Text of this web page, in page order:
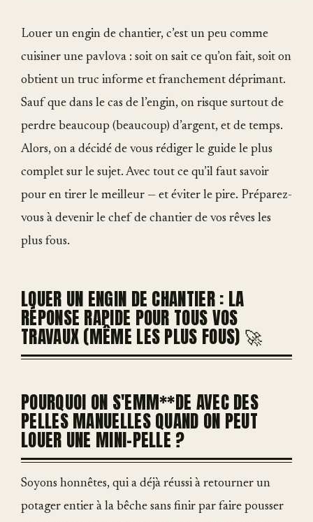
Louer un engin de chantier, c’est un peu comme
cuisiner une pavlova : soit on sait ce qu’on fait, soit on
obtient un truc informe et franchement déprimant.
Sauf que dans le cas de l’engin, on risque surtout de
perdre beaucoup (beaucoup) d’argent, et de temps.
Alors, on a décidé de vous rédiger le guide le plus
complet sur le sujet. Avec tout ce qu’il faut savoir
pour en tirer le meilleur — et éviter le pire. Préparez-
vous à devenir le chef de chantier de vos rêves les
plus fous.
LOUER UN ENGIN DE CHANTIER : LA
RÉPONSE RAPIDE POUR TOUS VOS
TRAVAUX (MÊME LES PLUS FOUS) 🚀
POURQUOI ON S'EMM**DE AVEC DES
PELLES MANUELLES QUAND ON PEUT
LOUER UNE MINI-PELLE ?
Soyons honnêtes, qui a déjà réussi à retourner un
potager entier à la bêche sans finir par faire pousser